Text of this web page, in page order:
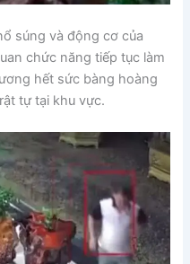
súng và động cơ của
chức năng tiếp tục làm
hết sức bàng hoàng
tự tại khu vực.